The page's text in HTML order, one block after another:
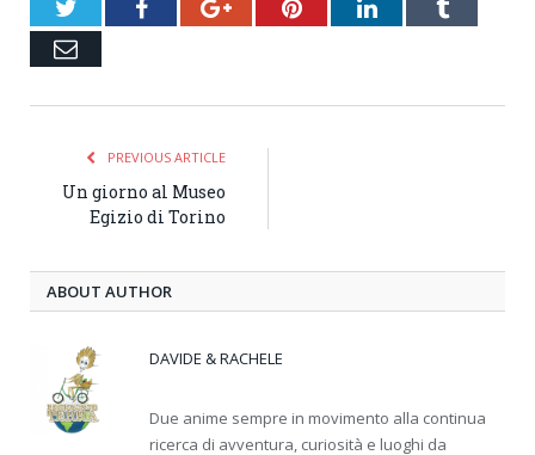
TwitterFacebookGoogle+PinterestLinkedInTumblr
Email
PREVIOUS ARTICLE
Un giorno al Museo
Egizio di Torino
ABOUT AUTHOR
DAVIDE & RACHELE
Due anime sempre in movimento alla continua
ricerca di avventura, curiosità e luoghi da